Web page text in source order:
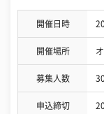
開催日時
開催場所
募集人数
申込締切